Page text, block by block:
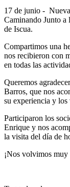
17 de junio -
Caminando Junto a
de Iscua.
Compartimos una
nos recibieron con
en todas las
Queremos
Barros, que nos
su experiencia y los
Participaron los
Enrique y nos
la visita del día de
¡Nos volvimos